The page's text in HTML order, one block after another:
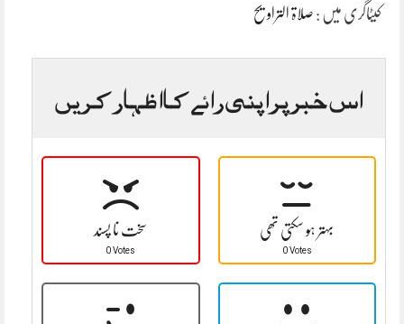
کیٹاگری میں : صلاۃ التراویح
اس خبر پر اپنی رائے کا اظہار کریں
سخت نا پسند
0 Votes
بہتر ہو سکتی تھی
0 Votes